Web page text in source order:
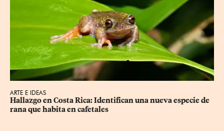
ARTE E IDEAS
Hallazgo en Costa Rica: Identifican una nueva especie de
rana que habita en cafetales